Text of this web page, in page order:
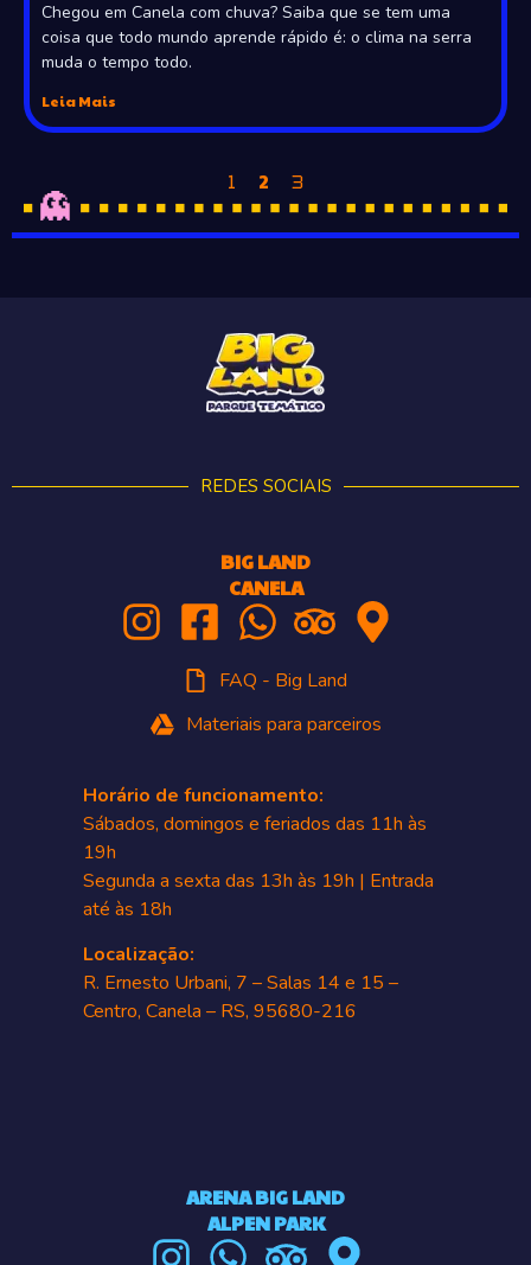
Chegou em Canela com chuva? Saiba que se tem uma
coisa que todo mundo aprende rápido é: o clima na serra
muda o tempo todo.
Leia Mais
1 2 3
REDES SOCIAIS
BIG LAND
CANELA
FAQ - Big Land
Materiais para parceiros
Horário de funcionamento:
Sábados, domingos e feriados das 11h às
19h
Segunda a sexta das 13h às 19h | Entrada
até às 18h
Localização:
R. Ernesto Urbani, 7 – Salas 14 e 15 –
Centro, Canela – RS, 95680-216
ARENA BIG LAND
ALPEN PARK